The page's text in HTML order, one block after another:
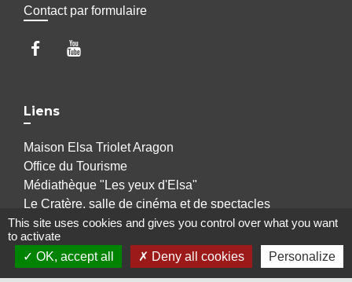
Contact par formulaire
Liens
Maison Elsa Triolet Aragon
Office du Tourisme
Médiathèque "Les yeux d'Elsa"
Le Cratère, salle de cinéma et de spectacles
Voisins Vigilants et Solidaires
This site uses cookies and gives you control over what you want
to activate
OK, accept all
Deny all cookies Personalize